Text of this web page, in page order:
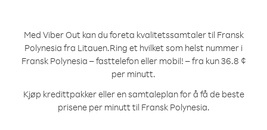
Med Viber Out kan du foreta kvalitetssamtaler til Fransk
Polynesia fra Litauen.Ring et hvilket som helst nummer i
Fransk Polynesia – fasttelefon eller mobil! – fra kun 36.8 ¢
per minutt.
Kjøp kredittpakker eller en samtaleplan for å få de beste
prisene per minutt til Fransk Polynesia.